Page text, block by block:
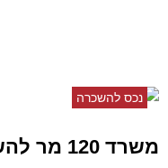
נכס להשכרה
משרד 120 מר להשכרה בכפר סבא